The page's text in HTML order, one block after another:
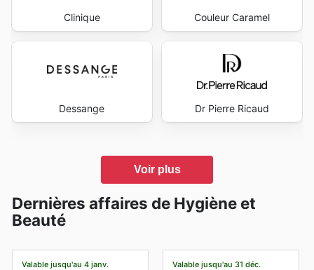
Clinique Couleur Caramel
Dessange Dr Pierre Ricaud
Voir plus
Dernières affaires de Hygiène et
Beauté
Valable jusqu'au 4 janv. Valable jusqu'au 31 déc.